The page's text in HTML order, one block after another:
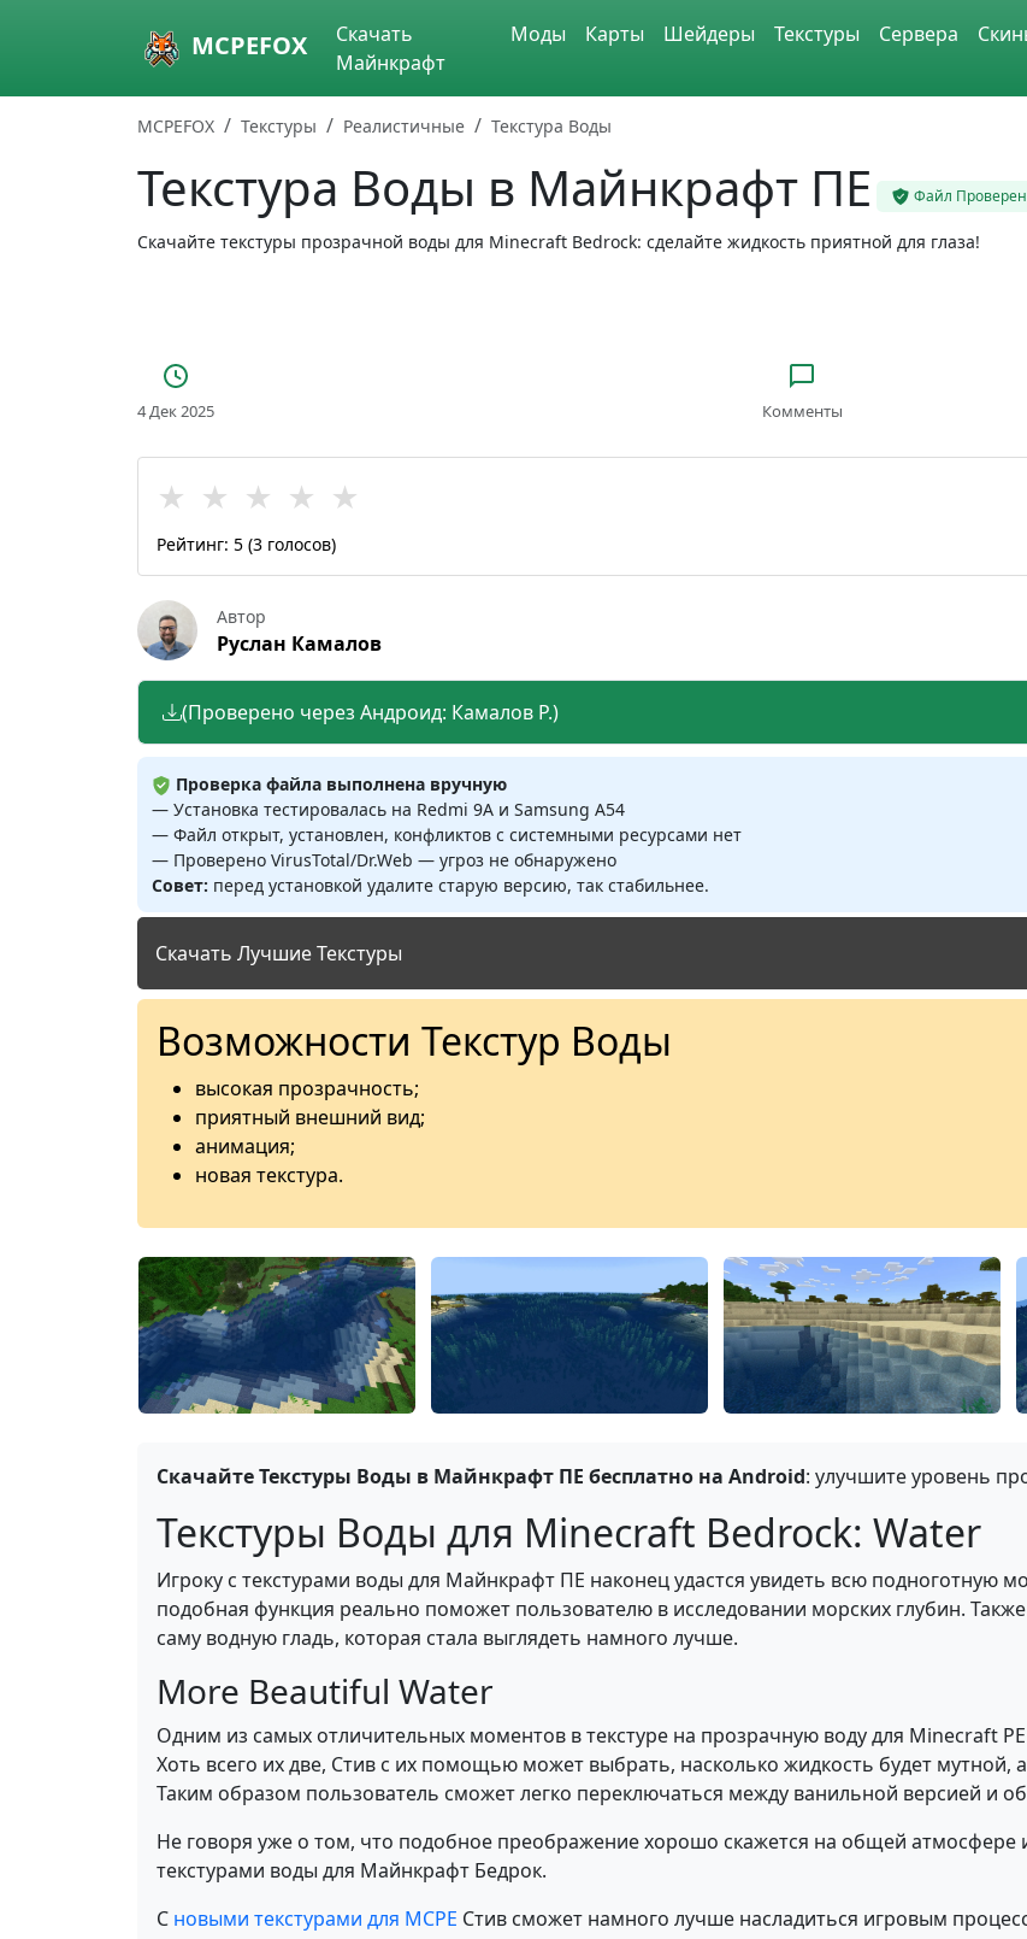
Skip to main content MCPEFOX
Скачать
Майнкрафт
Моды Карты Шейдеры Текстуры Сервера
MCPEFOX Текстуры Реалистичные Текстура Воды
Текстура Воды в Майнкрафт ПЕ Файл Проверен
Скачайте текстуры прозрачной воды для Minecraft Bedrock: сделайте жидкость приятной для глаза!
4 Дек 2025 Комменты
★ ★ ★ ★ ★
Рейтинг: 5 (3 голосов)
Автор
Руслан Камалов
(Проверено через Андроид: Камалов Р.)
Проверка файла выполнена вручную
— Установка тестировалась на Redmi 9A и Samsung A54
— Файл открыт, установлен, конфликтов с системными ресурсами нет
— Проверено VirusTotal/Dr.Web — угроз не обнаружено
Совет: перед установкой удалите старую версию, так стабильнее.
Скачать Лучшие Текстуры
Возможности Текстур Воды
высокая прозрачность;
приятный внешний вид;
анимация;
новая текстура.
Скачайте Текстуры Воды в Майнкрафт ПЕ бесплатно на Android: улучшите уровень
Текстуры Воды для Minecraft Bedrock: Water
Игроку с текстурами воды для Майнкрафт ПЕ наконец удастся увидеть всю подноготную
подобная функция реально поможет пользователю в исследовании морских глубин.
саму водную гладь, которая стала выглядеть намного лучше.
More Beautiful Water
Одним из самых отличительных моментов в текстуре на прозрачную воду для Minecraft
Хоть всего их две, Стив с их помощью может выбрать, насколько жидкость будет мутной,
Таким образом пользователь сможет легко переключаться между ванильной версией и
Не говоря уже о том, что подобное преображение хорошо скажется на общей атмосфере
текстурами воды для Майнкрафт Бедрок.
С новыми текстурами для MCPE Стив сможет намного лучше насладиться игровым